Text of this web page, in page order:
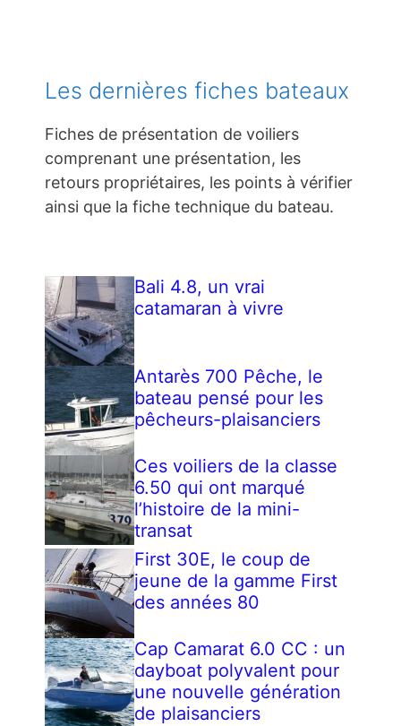
Les dernières fiches bateaux
Fiches de présentation de voiliers
comprenant une présentation, les
retours propriétaires, les points à vérifier
ainsi que la fiche technique du bateau.
Bali 4.8, un vrai
catamaran à vivre
Antarès 700 Pêche, le
bateau pensé pour les
pêcheurs-plaisanciers
Ces voiliers de la classe
6.50 qui ont marqué
l’histoire de la mini-
transat
First 30E, le coup de
jeune de la gamme First
des années 80
Cap Camarat 6.0 CC : un
dayboat polyvalent pour
une nouvelle génération
de plaisanciers